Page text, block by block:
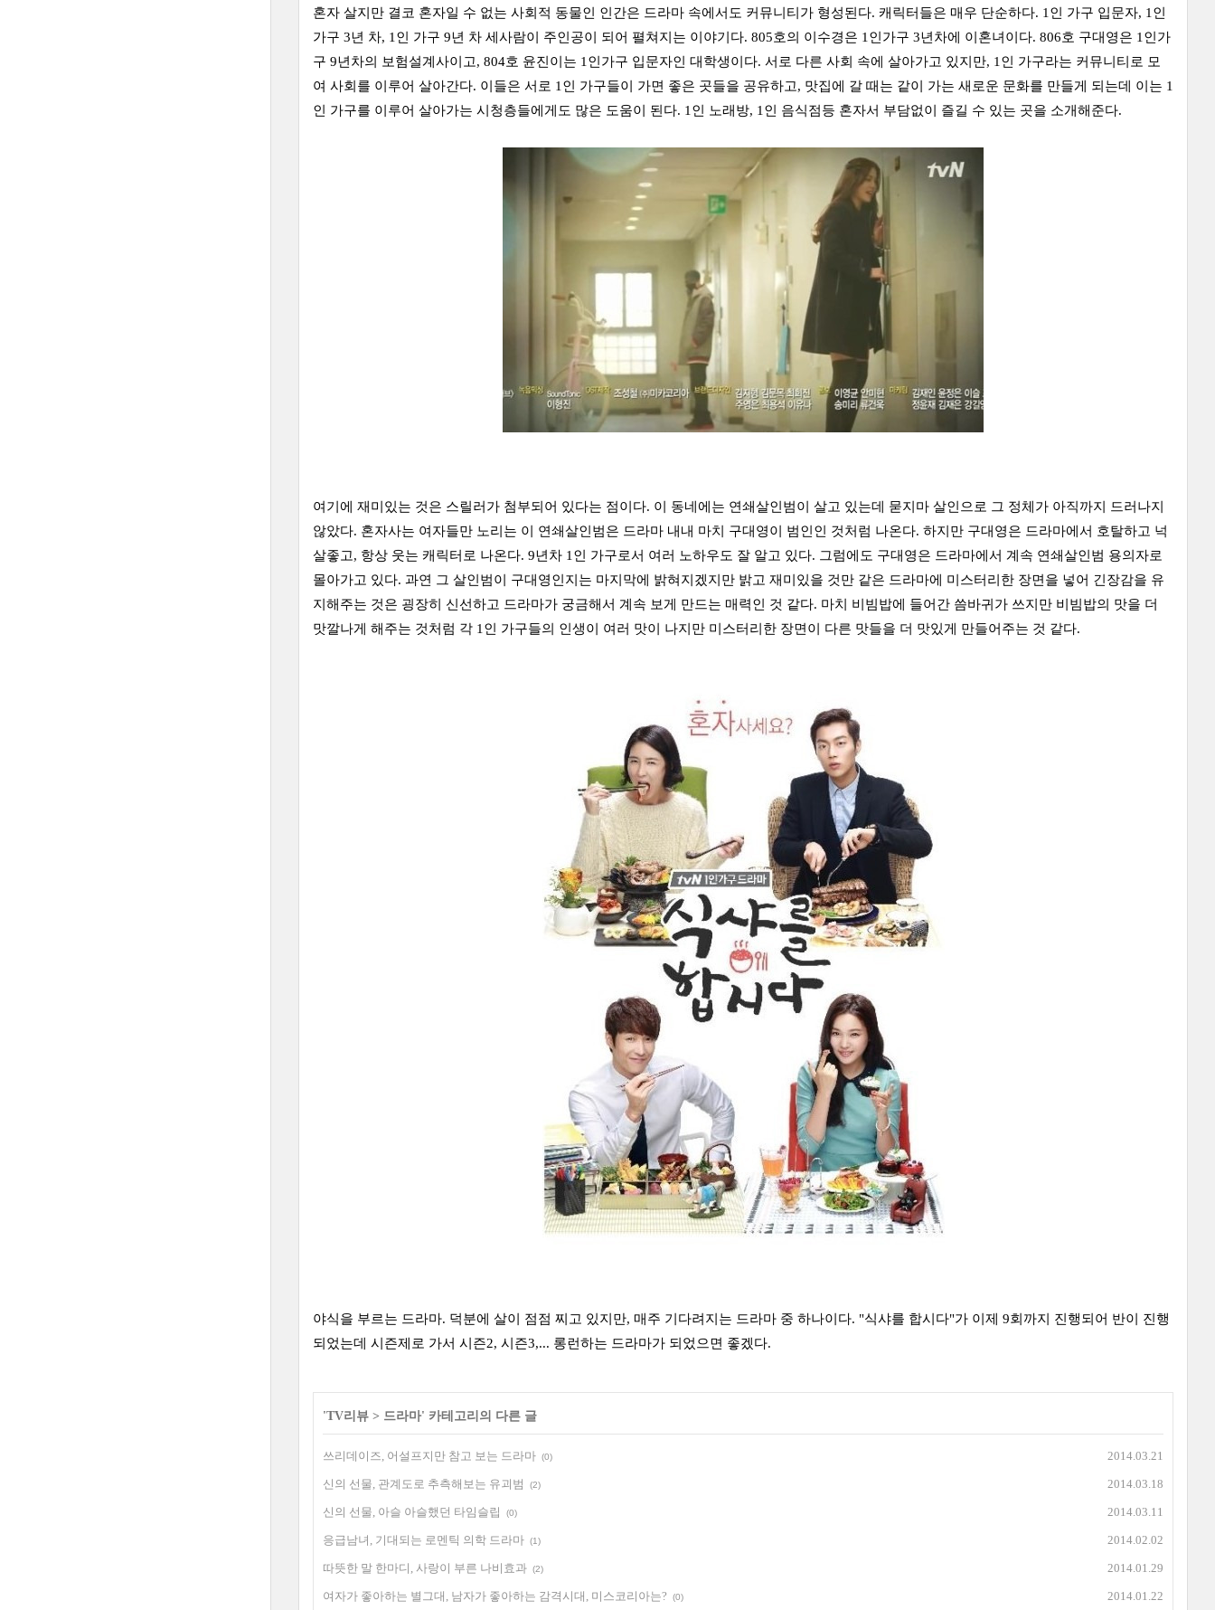
혼자 살지만 결코 혼자일 수 없는 사회적 동물인 인간은 드라마 속에서도 커뮤니티가 형성된다. 캐릭터들은 매우 단순하다. 1인 가구 입문자, 1인
가구 3년 차, 1인 가구 9년 차 세사람이 주인공이 되어 펼쳐지는 이야기다. 805호의 이수경은 1인가구 3년차에 이혼녀이다. 806호 구대영은 1인가
구 9년차의 보험설계사이고, 804호 윤진이는 1인가구 입문자인 대학생이다. 서로 다른 사회 속에 살아가고 있지만, 1인 가구라는 커뮤니티로 모
여 사회를 이루어 살아간다. 이들은 서로 1인 가구들이 가면 좋은 곳들을 공유하고, 맛집에 갈 때는 같이 가는 새로운 문화를 만들게 되는데 이는 1
인 가구를 이루어 살아가는 시청층들에게도 많은 도움이 된다. 1인 노래방, 1인 음식점등 혼자서 부담없이 즐길 수 있는 곳을 소개해준다.
여기에 재미있는 것은 스릴러가 첨부되어 있다는 점이다. 이 동네에는 연쇄살인범이 살고 있는데 묻지마 살인으로 그 정체가 아직까지 드러나지
않았다. 혼자사는 여자들만 노리는 이 연쇄살인범은 드라마 내내 마치 구대영이 범인인 것처럼 나온다. 하지만 구대영은 드라마에서 호탈하고 넉
살좋고, 항상 웃는 캐릭터로 나온다. 9년차 1인 가구로서 여러 노하우도 잘 알고 있다. 그럼에도 구대영은 드라마에서 계속 연쇄살인범 용의자로
몰아가고 있다. 과연 그 살인범이 구대영인지는 마지막에 밝혀지겠지만 밝고 재미있을 것만 같은 드라마에 미스터리한 장면을 넣어 긴장감을 유
지해주는 것은 굉장히 신선하고 드라마가 궁금해서 계속 보게 만드는 매력인 것 같다. 마치 비빔밥에 들어간 씀바귀가 쓰지만 비빔밥의 맛을 더
맛깔나게 해주는 것처럼 각 1인 가구들의 인생이 여러 맛이 나지만 미스터리한 장면이 다른 맛들을 더 맛있게 만들어주는 것 같다.
야식을 부르는 드라마. 덕분에 살이 점점 찌고 있지만, 매주 기다려지는 드라마 중 하나이다. "식샤를 합시다"가 이제 9회까지 진행되어 반이 진행
되었는데 시즌제로 가서 시즌2, 시즌3,... 롱런하는 드라마가 되었으면 좋겠다.
'TV리뷰 > 드라마' 카테고리의 다른 글
쓰리데이즈, 어설프지만 참고 보는 드라마 (0) 2014.03.21
신의 선물, 관계도로 추측해보는 유괴범 (2) 2014.03.18
신의 선물, 아슬 아슬했던 타임슬립 (0) 2014.03.11
응급남녀, 기대되는 로멘틱 의학 드라마 (1) 2014.02.02
따뜻한 말 한마디, 사랑이 부른 나비효과 (2) 2014.01.29
여자가 좋아하는 별그대, 남자가 좋아하는 감격시대, 미스코리아는? (0) 2014.01.22